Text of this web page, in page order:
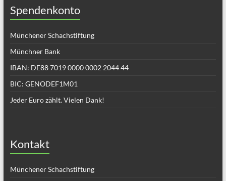
Spendenkonto
Münchener Schachstiftung
Münchner Bank
IBAN: DE88 7019 0000 0002 2044 44
BIC: GENODEF1M01
Jeder Euro zählt. Vielen Dank!
Kontakt
Münchener Schachstiftung